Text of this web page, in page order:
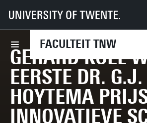
FACULTEIT TNW
UT Faculteiten TNW
Nieuws
Gerard Koel wint eerste Dr. G.J. van
GERARD KOEL
EERSTE DR.
HOYTEMA
INNOVATIEVE